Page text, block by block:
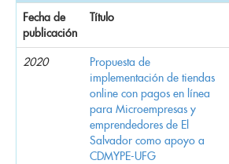
Fecha de
publicación
Título
2020
Propuesta de
implementación de tiendas
online con pagos en línea
para Microempresas y
emprendedores de El
Salvador como apoyo a
CDMYPE-UFG